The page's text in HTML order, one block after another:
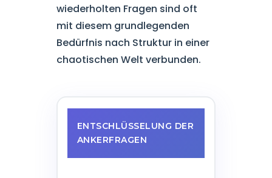
wiederholten Fragen sind oft
mit diesem grundlegenden
Bedürfnis nach Struktur in einer
chaotischen Welt verbunden.
ENTSCHLÜSSELUNG DER
ANKERFRAGEN